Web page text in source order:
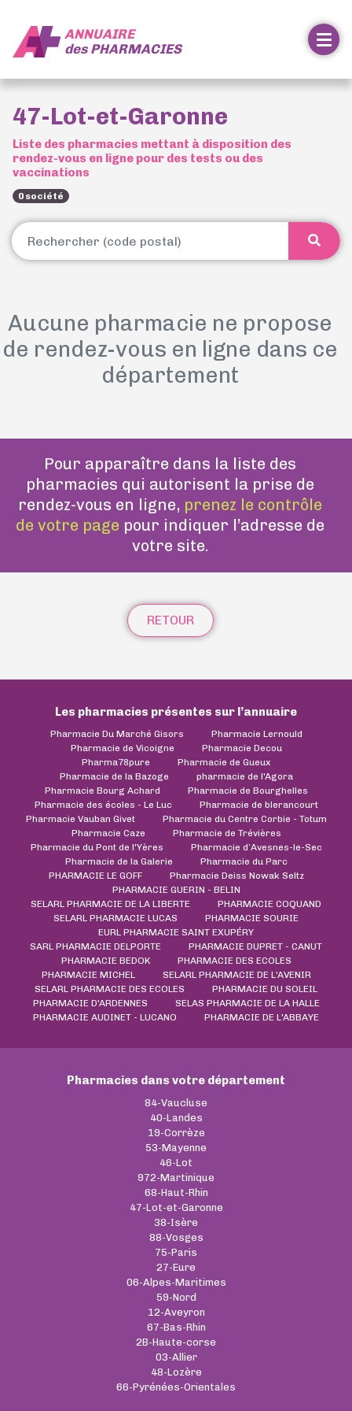
ANNUAIRE
desPHARMACIES
47-Lot-et-Garonne
Liste des pharmacies mettant à disposition des
rendez-vous en ligne pour des tests ou des
vaccinations
0 société
Aucune pharmacie ne propose
de rendez-vous en ligne dans ce
département
Pour apparaître dans la liste des
pharmacies qui autorisent la prise de
rendez-vous en ligne, prenez le contrôle
de votre page pour indiquer l’adresse de
votre site.
RETOUR
Les pharmacies présentes sur l’annuaire
Pharmacie Du Marché Gisors
Pharmacie Lernould
Pharmacie de Vicoigne
Pharmacie Decou
Pharma78pure
Pharmacie de Gueux
Pharmacie de la Bazoge
pharmacie de l'Agora
Pharmacie Bourg Achard
Pharmacie de Bourghelles
Pharmacie des écoles - Le Luc
Pharmacie de blerancourt
Pharmacie Vauban Givet
Pharmacie du Centre Corbie - Totum
Pharmacie Caze
Pharmacie de Trévières
Pharmacie du Pont de l'Yères
Pharmacie d’Avesnes-le-Sec
Pharmacie de la Galerie
Pharmacie du Parc
PHARMACIE LE GOFF
Pharmacie Deiss Nowak Seltz
PHARMACIE GUERIN - BELIN
SELARL PHARMACIE DE LA LIBERTE
PHARMACIE COQUAND
SELARL PHARMACIE LUCAS
PHARMACIE SOURIE
EURL PHARMACIE SAINT EXUPÉRY
SARL PHARMACIE DELPORTE
PHARMACIE DUPRET - CANUT
PHARMACIE BEDOK
PHARMACIE DES ECOLES
PHARMACIE MICHEL
SELARL PHARMACIE DE L'AVENIR
SELARL PHARMACIE DES ECOLES
PHARMACIE DU SOLEIL
PHARMACIE D'ARDENNES
SELAS PHARMACIE DE LA HALLE
PHARMACIE AUDINET - LUCANO
PHARMACIE DE L'ABBAYE
Pharmacies dans votre département
84-Vaucluse
40-Landes
19-Corrèze
53-Mayenne
46-Lot
972-Martinique
68-Haut-Rhin
47-Lot-et-Garonne
38-Isère
88-Vosges
75-Paris
27-Eure
06-Alpes-Maritimes
59-Nord
12-Aveyron
67-Bas-Rhin
2B-Haute-corse
03-Allier
48-Lozère
66-Pyrénées-Orientales